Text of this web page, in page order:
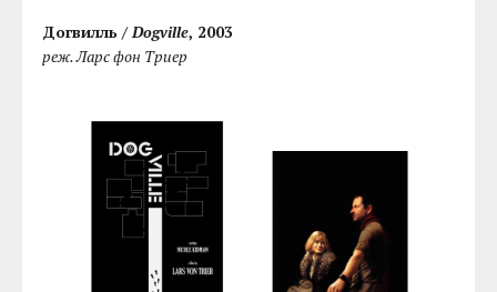
Догвилль /Dogville, 2003
реж. Ларс фон Триер